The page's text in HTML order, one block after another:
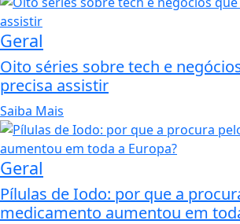
Geral
Oito séries sobre tech e
precisa assistir
Saiba Mais
Geral
Pílulas de Iodo: por que a
medicamento aumentou em